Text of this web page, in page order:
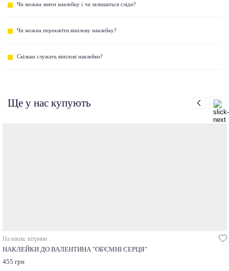
Чи можна зняти наклейку і чи залишаться сліди?
Чи можна переклеїти вінілову наклейку?
Скільки служать вінілові наклейки?
Ще у нас купують
На вікна, вітрини
НАКЛЕЙКИ ДО ВАЛЕНТИНА "ОБ'ЄМНІ СЕРЦЯ"
455 грн